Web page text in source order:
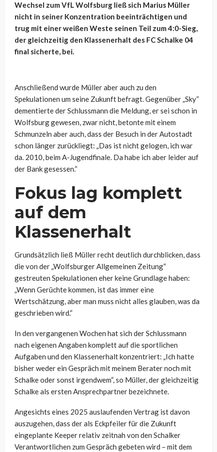
Wechsel zum VfL Wolfsburg ließ sich Marius Müller
nicht in seiner Konzentration beeinträchtigen und
trug mit einer weißen Weste seinen Teil zum 4:0-Sieg,
der gleichzeitig den Klassenerhalt des FC Schalke 04
final sicherte, bei.
Anschließend wurde Müller aber auch zu den
Spekulationen um seine Zukunft befragt. Gegenüber „Sky“
dementierte der Schlussmann die Meldung, er sei schon in
Wolfsburg gewesen, zwar nicht, betonte mit einem
Schmunzeln aber auch, dass der Besuch in der Autostadt
schon länger zurückliegt: „Das ist nicht gelogen, ich war
da. 2010, beim A-Jugendfinale. Da habe ich aber leider auf
der Bank gesessen.“
Fokus lag komplett
auf dem
Klassenerhalt
Grundsätzlich ließ Müller recht deutlich durchblicken, dass
die von der „Wolfsburger Allgemeinen Zeitung“
gestreuten Spekulationen eher keine Grundlage haben:
„Wenn Gerüchte kommen, ist das immer eine
Wertschätzung, aber man muss nicht alles glauben, was da
geschrieben wird.“
In den vergangenen Wochen hat sich der Schlussmann
nach eigenen Angaben komplett auf die sportlichen
Aufgaben und den Klassenerhalt konzentriert: „Ich hatte
bisher weder ein Gespräch mit meinem Berater noch mit
Schalke oder sonst irgendwem“, so Müller, der gleichzeitig
Schalke als ersten Ansprechpartner bezeichnete.
Angesichts eines 2025 auslaufenden Vertrag ist davon
auszugehen, dass der als Eckpfeiler für die Zukunft
eingeplante Keeper relativ zeitnah von den Schalker
Verantwortlichen zum Gespräch gebeten wird – mit dem